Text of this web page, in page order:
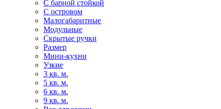
С барной стойкой
С островом
Малогабаритные
Модульные
Скрытые ручки
Размер
Мини-кухни
Узкие
3 кв. м.
5 кв. м.
6 кв. м.
9 кв. м.